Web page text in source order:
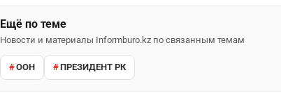
Ещё по теме
Новости и материалы Informburo.kz по связанным темам
ООН ПРЕЗИДЕНТ РК